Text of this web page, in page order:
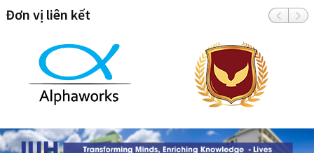
Đơn vị liên kết